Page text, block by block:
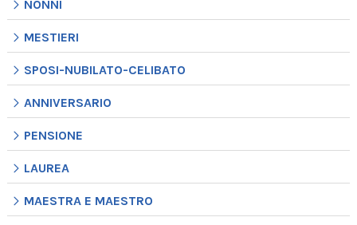
NONNI
MESTIERI
SPOSI-NUBILATO-CELIBATO
ANNIVERSARIO
PENSIONE
LAUREA
MAESTRA E MAESTRO